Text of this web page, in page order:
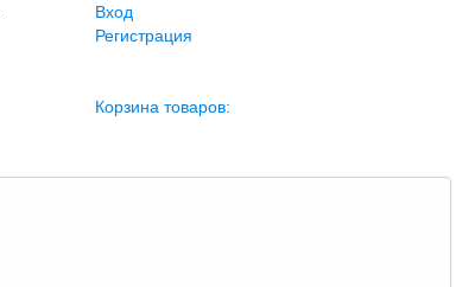
Вход
Регистрация
Корзина товаров: